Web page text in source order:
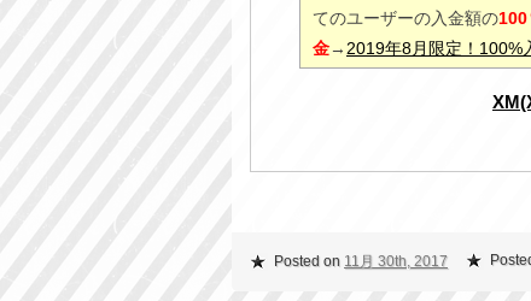
てのユーザーの入金額の100
金→ 2019年8月限定！100%
Posted on 11月 30th, 2017